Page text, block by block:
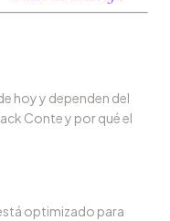
hoy y dependen del
Conte y por qué el
optimizado para